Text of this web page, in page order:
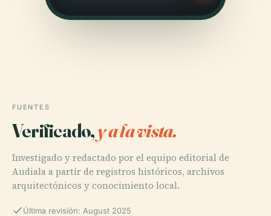
FUENTES
Verificado,y a la vista.
Investigado y redactado por el equipo editorial de
Audiala a partir de registros históricos, archivos
arquitectónicos y conocimiento local.
Última revisión: August 2025